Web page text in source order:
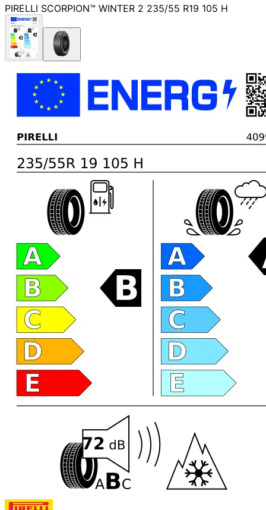
PIRELLI SCORPION™ WINTER 2 235/55 R19 105 H